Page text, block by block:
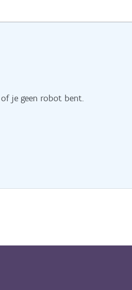
je geen robot bent.